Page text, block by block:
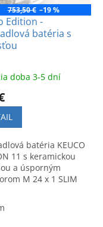
753,50 € –19 %
Edition -
batéria s
doba 3-5 dní
batéria KEUCO
11 s keramickou
a úsporným
M 24 x 1 SLIM
precízne